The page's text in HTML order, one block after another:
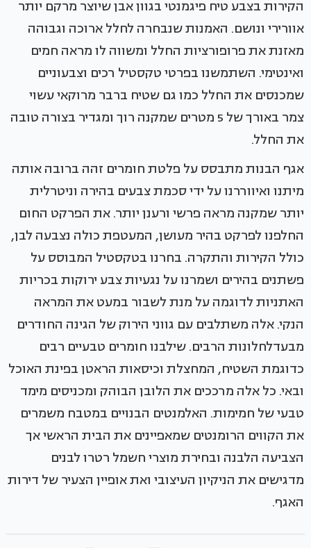
הקירות בצבע טיח פיגמנטי בגוון אבן שיוצר מרקם יותר
אוורירי ונושם. האמנות שנבחרה לחלל ארוכה וגבוהה
מאזנת את פרופורציות החלל ומשווה לו מראה חמים
ואינטימי. השתמשנו בפרטי טקסטיל רכים וצבעוניים
שמכנסים את החלל כמו גם שטיח ברבר מרוקאי עשוי
צמר באורך של 5 מטרים שמקנה רוך ומגדיר בצורה טובה
את החלל.
אגף הבנות מתבסס על פלטת חומרים זהה ברובה אותה
מיתנו ואיווררנו על ידי סכמת צבעים בהירה וניטרלית
יותר שמקנה מראה פרשי ורענן יותר. את הפרקט החום
החלפנו לפרקט בהיר מעושן, המעטפת כולה נצבעה לבן,
כולל הקירות והתקרה. בחרנו בטקסטיל המבוסס על
פשתנים בהירים ושמרנו על נגעיות צבע ירוקות בכריות
האתניות לדוגמה על מנת לשבור במעט את המראה
הנקי. אלה משתלבים עם גווני הירוק של הגינה החודרים
מבעדלחלונות הרבים. שילבנו חומרים טבעיים רבים
כדוגמת השטיח, המחצלת וכיסאות הראטן בפינת האוכל
ובאי. כל אלה מרככים את הלובן הבוהק ומכניסים מימד
טבעי של חמימות. האלמנטים הבנויים במטבח משמרים
את הקווים הרומנטים שמאפיינים את הבית הראשי אך
הצביעה הלבנה ובחירת מוצרי חשמל רטרו לבנים
מדגישים את הניקיון העיצובי ואת אופיין הצעיר של דירות
האגף.